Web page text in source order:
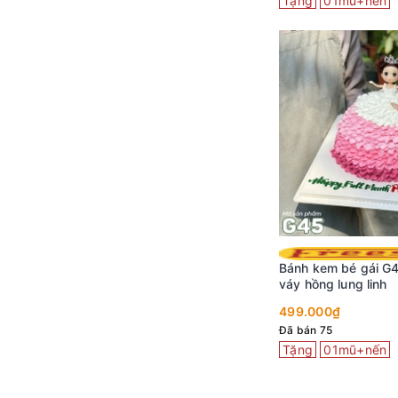
Bánh kem bé gái
váy hồng lung linh
499.000₫
Đã bán 75
Tặng 01mũ+nến